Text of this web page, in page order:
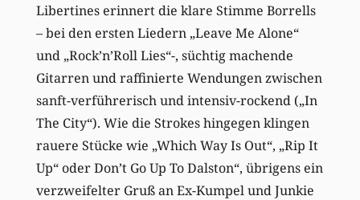
Libertines erinnert die klare Stimme Borrells
– bei den ersten Liedern „Leave Me Alone“
und „Rock’n’Roll Lies“-, süchtig machende
Gitarren und raffinierte Wendungen zwischen
sanft-verführerisch und intensiv-rockend („In
The City“). Wie die Strokes hingegen klingen
rauere Stücke wie „Which Way Is Out“, „Rip It
Up“ oder Don’t Go Up To Dalston“, übrigens ein
verzweifelter Gruß an Ex-Kumpel und Junkie